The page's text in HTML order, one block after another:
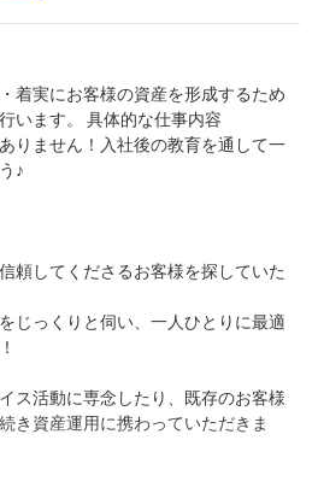
始を除く)
まず
サイトマップ
着実にお客様の資産を形成するため
います。 具体的な仕事内容
りません！入社後の教育を通して一
♪
頼してくださるお客様を探していた
じっくりと伺い、一人ひとりに最適
ス活動に専念したり、既存のお客様
き資産運用に携わっていただきま